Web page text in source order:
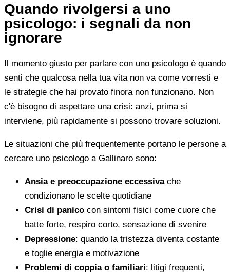
Quando rivolgersi a uno
psicologo: i segnali da non
ignorare
Il momento giusto per parlare con uno psicologo è quando
senti che qualcosa nella tua vita non va come vorresti e
le strategie che hai provato finora non funzionano. Non
c'è bisogno di aspettare una crisi: anzi, prima si
interviene, più rapidamente si possono trovare soluzioni.
Le situazioni che più frequentemente portano le persone a
cercare uno psicologo a Gallinaro sono:
Ansia e preoccupazione eccessivache
condizionano le scelte quotidiane
Crisi di panico con sintomi fisici come cuore che
batte forte, respiro corto, sensazione di svenire
Depressione: quando la tristezza diventa costante
e toglie energia e motivazione
Problemi di coppia o familiari: litigi frequenti,